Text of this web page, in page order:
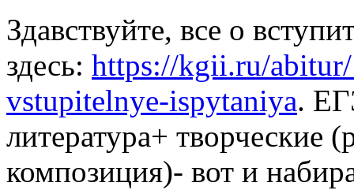
Здавствуйте, все о
здесь: https://kgii.ru/
vstupitelnye-ispytaniya.
литература+ творческие
композиция)- вот и